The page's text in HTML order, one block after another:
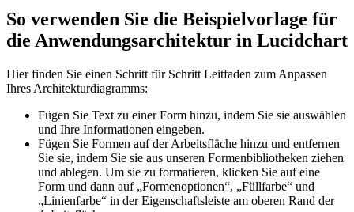
So verwenden Sie die Beispielvorlage für
die Anwendungsarchitektur in Lucidchart
Hier finden Sie einen Schritt für Schritt Leitfaden zum Anpassen
Ihres Architekturdiagramms:
Fügen Sie Text zu einer Form hinzu, indem Sie sie auswählen
und Ihre Informationen eingeben.
Fügen Sie Formen auf der Arbeitsfläche hinzu und entfernen
Sie sie, indem Sie sie aus unseren Formenbibliotheken ziehen
und ablegen. Um sie zu formatieren, klicken Sie auf eine
Form und dann auf „Formenoptionen“, „Füllfarbe“ und
„Linienfarbe“ in der Eigenschaftsleiste am oberen Rand der